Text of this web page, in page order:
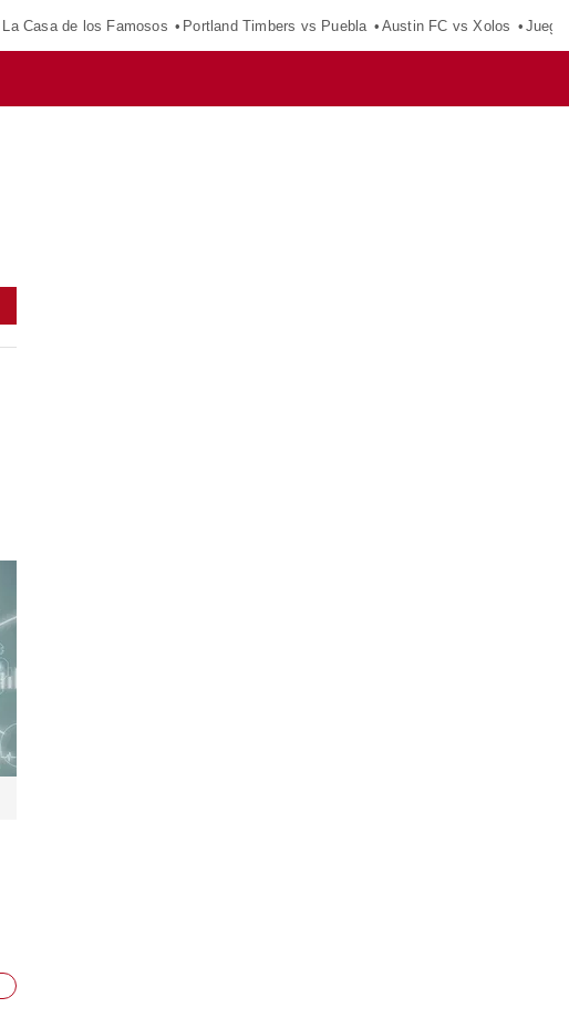
La Casa de los Famosos Portland Timbers vs Puebla Austin FC vs Xolos